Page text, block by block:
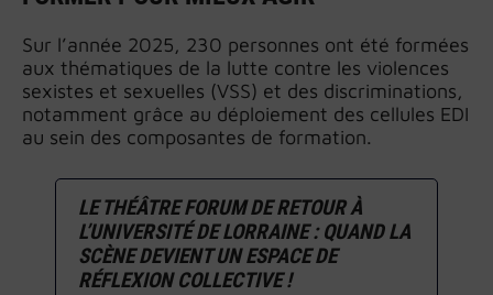
Sur l’année 2025, 230 personnes ont été formées
aux thématiques de la lutte contre les violences
sexistes et sexuelles (VSS) et des discriminations,
notamment grâce au déploiement des cellules EDI
au sein des composantes de formation.
LE THÉÂTRE FORUM DE RETOUR À
L’UNIVERSITÉ DE LORRAINE : QUAND LA
SCÈNE DEVIENT UN ESPACE DE
RÉFLEXION COLLECTIVE !